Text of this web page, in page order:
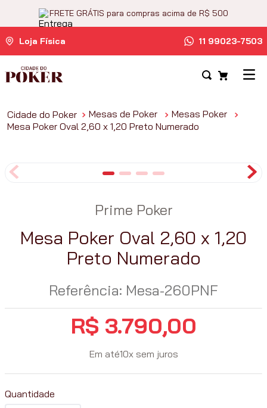
FRETE GRÁTIS para compras acima de R$ 500
Loja Física 11 99023-7503
Mesas de Poker
Mesas Poker
Mesa Poker Oval 2,60 x 1,20 Preto Numerado
Prime Poker
Mesa Poker Oval 2,60 x 1,20
Preto Numerado
Referência: Mesa-260PNF
R$ 3.790,00
Em até10x sem juros
Quantidade